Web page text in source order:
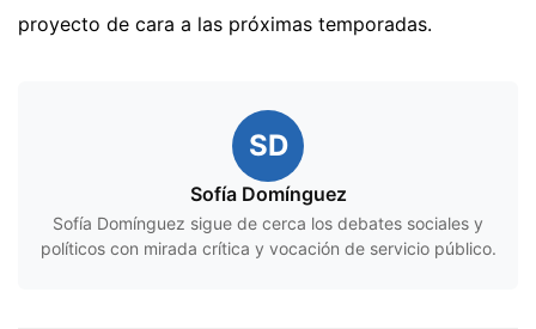
proyecto de cara a las próximas temporadas.
SD
Sofía Domínguez
Sofía Domínguez sigue de cerca los debates sociales y
políticos con mirada crítica y vocación de servicio público.